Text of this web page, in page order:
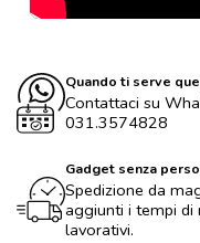
Quando ti serve
Contattaci su
031.3574828
Gadget senza
Spedizione da
aggiunti i tempi di
lavorativi.